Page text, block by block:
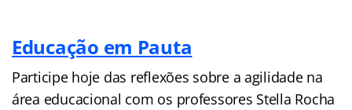
Educação em Pauta
Participe hoje das reflexões sobre a agilidade na
área educacional com os professores Stella Rocha